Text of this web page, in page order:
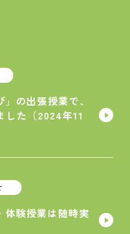
の出張授業で、
した（2024年11
体験授業は随時実